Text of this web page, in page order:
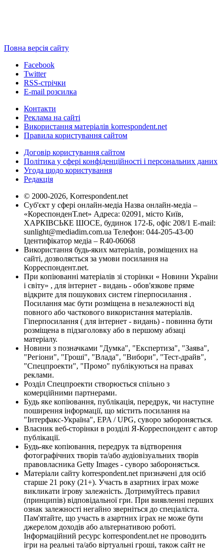
Повна версія сайту
Facebook
Twitter
RSS-стрічки
E-mail розсилка
Контакти
Реклама на сайті
Використання матеріалів korrespondent.net
Правила користування сайтом
Договір користування сайтом
Політика у сфері конфіденційності і персональних даних
Угода щодо користування
Редакція
© 2000-2026, Korrespondent.net
Суб'єкт у сфері онлайн-медіа Назва онлайн-медіа –
«КореспонденТ.net» Адреса: 02091, місто Київ,
ХАРКІВСЬКЕ ШОСЕ, будинок 172-Б, офіс 208/1 E-mail:
sunlight@mediadim.com.ua Телефон: 044-205-43-00
Ідентифікатор медіа – R40-06068
Використання будь-яких матеріалів, розміщених на
сайті, дозволяється за умови посилання на
Корреспондент.net.
При копіюванні матеріалів зі сторінки « Новини України
і світу» , для інтернет - видань - обов'язкове пряме
відкрите для пошукових систем гіперпосилання .
Посилання має бути розміщена в незалежності від
повного або часткового використання матеріалів.
Гіперпосилання ( для інтернет - видань) - повинна бути
розміщена в підзаголовку або в першому абзаці
матеріалу.
Новини з позначками "Думка", "Експертиза", "Заява",
"Регіони", "Гроші", "Влада", "Вибори", "Тест-драйв",
"Спецпроекти", "Промо" публікуються на правах
реклами.
Розділ Спецпроекти створюється спільно з
комерційними партнерами.
Будь яке копіювання, публікація, передрук, чи наступне
поширення інформації, що містить посилання на
"Інтерфакс-Україна", EPA / UPG, суворо забороняється.
Власник веб-сторінки в розділі Я-Корреспондент є автор
публікації.
Будь-яке копіювання, передрук та відтворення
фотографічних творів та/або аудіовізуальних творів
правовласника Getty Images - суворо забороняється.
Матеріали сайту korrespondent.net призначені для осіб
старше 21 року (21+). Участь в азартних іграх може
викликати ігрову залежність. Дотримуйтесь правил
(принципів) відповідальної гри. При виявленні перших
ознак залежності негайно зверніться до спеціаліста.
Пам'ятайте, що участь в азартних іграх не може бути
джерелом доходів або альтернативою роботі.
Інформаційний ресурс korrespondent.net не проводить
ігри на реальні та/або віртуальні гроші, також сайт не